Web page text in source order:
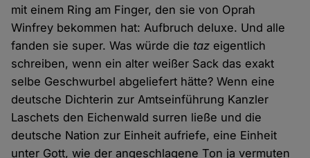
mit einem Ring am Finger, den sie von Oprah
Winfrey bekommen hat: Aufbruch deluxe. Und alle
fanden sie super. Was würde die taz eigentlich
schreiben, wenn ein alter weißer Sack das exakt
selbe Geschwurbel abgeliefert hätte? Wenn eine
deutsche Dichterin zur Amtseinführung Kanzler
Laschets den Eichenwald surren ließe und die
deutsche Nation zur Einheit aufriefe, eine Einheit
unter Gott, wie der angeschlagene Ton ja vermuten